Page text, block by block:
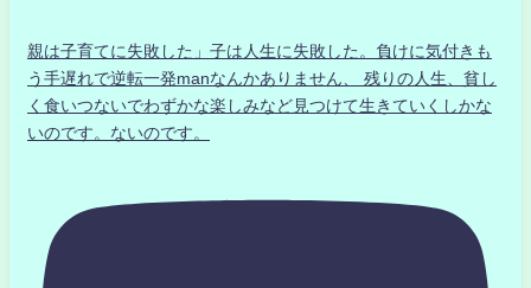
親は子育てに失敗した」子は人生に失敗した。負けに気付きも
う手遅れで逆転一発manなんかありません、 残りの人生、貧し
く食いつないでわずかな楽しみなど見つけて生きていくしかな
いのです。ないのです。